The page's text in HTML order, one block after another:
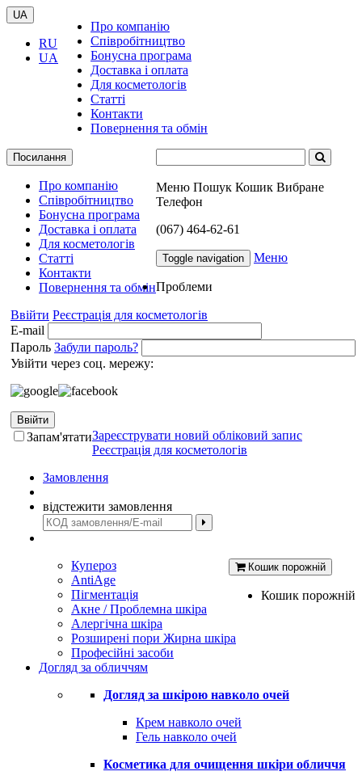
UA
RU
UA
Про компанію
Співробітництво
Бонусна програма
Доставка і оплата
Для косметологів
Статті
Контакти
Повернення та обмін
Посилання
Про компанію
Співробітництво
Бонусна програма
Доставка і оплата
Для косметологів
Статті
Контакти
Повернення та обмін
Ввійти Реєстрація для косметологів
E-mail
Пароль Забули пароль?
Увійти через соц. мережу:
Ввійти
Запам'ятатиЗареєструвати новий обліковий запис
Реєстрація для косметологів
Замовлення
відстежити замовлення
Меню Пошук Кошик Вибране
Телефон
(067) 464-62-61
Кошик порожній
Кошик порожній
Toggle navigation Меню
Проблеми
Купероз
AntiAge
Пігментація
Акне / Проблемна шкіра
Алергічна шкіра
Розширені пори Жирна шкіра
Професійні засоби
Догляд за обличчям
Догляд за шкірою навколо очей
Крем навколо очей
Гель навколо очей
Косметика для очищення шкіри обличчя